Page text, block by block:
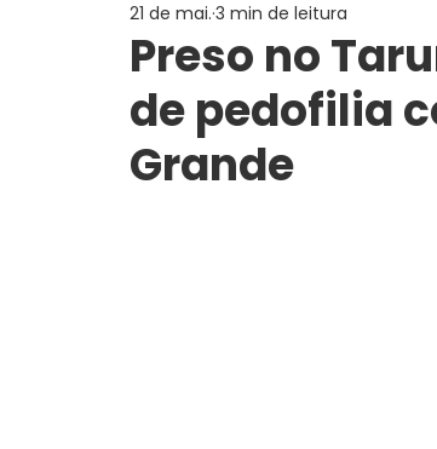
Preso no
de pedofilia
Grande
21 de mai. 3 min de leitura